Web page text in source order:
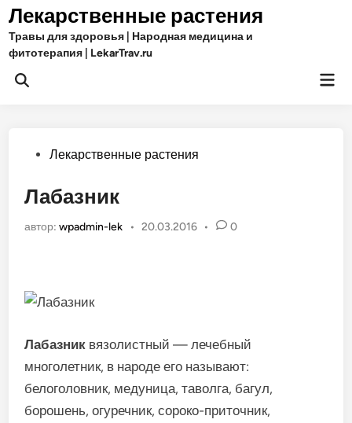
Перейти
содержимому
Лекарственные растения
Травы для здоровья | Народная медицина и
фитотерапия | LekarTrav.ru
Открыть
Опубликовано
Лекарственные растения
Лабазник
автор:wpadmin-lek • 20.03.2016 • 0
Лабазник вязолистный — лечебный
многолетник, в народе его называют:
белоголовник, медуница, таволга, багул,
борошень, огуречник, сороко-приточник,